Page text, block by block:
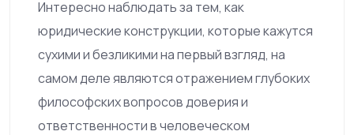
Интересно наблюдать за тем, как
юридические конструкции, которые кажутся
сухими и безликими на первый взгляд, на
самом деле являются отражением глубоких
философских вопросов доверия и
ответственности в человеческом